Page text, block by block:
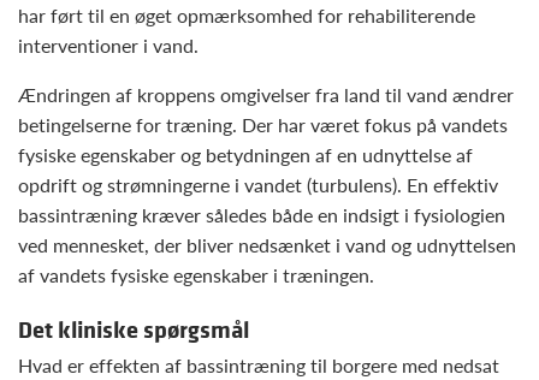
har ført til en øget opmærksomhed for rehabiliterende
interventioner i vand.
Ændringen af kroppens omgivelser fra land til vand ændrer
betingelserne for træning. Der har været fokus på vandets
fysiske egenskaber og betydningen af en udnyttelse af
opdrift og strømningerne i vandet (turbulens). En effektiv
bassintræning kræver således både en indsigt i fysiologien
ved mennesket, der bliver nedsænket i vand og udnyttelsen
af vandets fysiske egenskaber i træningen.
Det kliniske spørgsmål
Hvad er effekten af bassintræning til borgere med nedsat